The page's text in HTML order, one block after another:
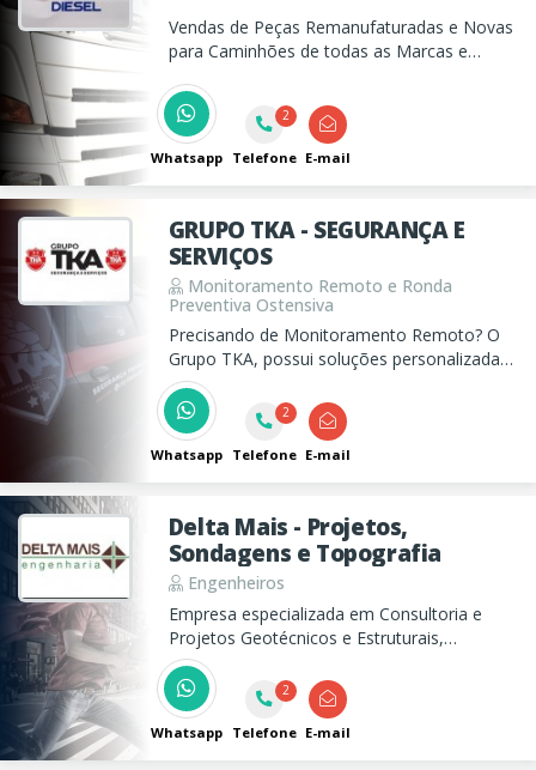
Vendas de Peças Remanufaturadas e Novas
para Caminhões de todas as Marcas e
treinada para atender as necessidades dos
clientes de forma rápida e eficaz.
Whatsapp
2
Telefone E-mail
GRUPO TKA - SEGURANÇA E
SERVIÇOS
Monitoramento Remoto e Ronda
Preventiva Ostensiva
Precisando de Monitoramento Remoto? O
Grupo TKA, possui soluções personalizadas,
que aliada com a Ronda Ostensiva
Preventiva, coibimos ações de criminosos.
Conte conosco para proteger seu
patrimônio e garantir um sono tranquilo.
Whatsapp
2
Telefone E-mail
Delta Mais - Projetos,
Sondagens e Topografia
Engenheiros
Empresa especializada em Consultoria e
Projetos Geotécnicos e Estruturais,
Topografia e Sondagens. Desenvolvemos
projetos de Fundações, Muros de Arrimo,
Terraplenagem, Drenagem, Pavimentação,
Concreto Armado, Estruturas Metálicas e
Alvenaria Estrutural.
Whatsapp
2
Telefone E-mail